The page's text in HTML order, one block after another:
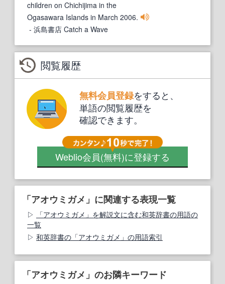
children on Chichijima in the
Ogasawara Islands in March 2006.
- 浜島書店 Catch a Wave
閲覧履歴
無料会員登録をすると、
単語の閲覧履歴を
確認できます。
Weblio会員(無料)に登録する
「アオウミガメ」に関連する表現一覧
「アオウミガメ」を解説文に含む和英辞書の用語の
一覧
和英辞書の「アオウミガメ」の用語索引
「アオウミガメ」のお隣キーワード